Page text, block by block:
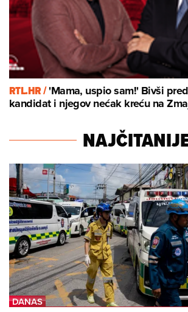
RTL.HR /'Mama, uspio sam!' Bivši
kandidat i njegov nećak kreću na